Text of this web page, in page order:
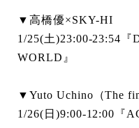
▼高橋優×SKY-HI
1/25(土)23:00-23:54
WORLD』
▼Yuto Uchino（The
1/26(日)9:00-12:00『